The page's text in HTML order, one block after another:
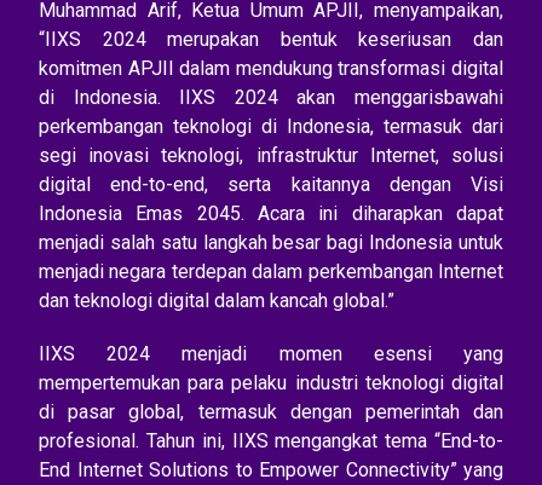
Muhammad Arif, Ketua Umum APJII, menyampaikan,
“IIXS 2024 merupakan bentuk keseriusan dan
komitmen APJII dalam mendukung transformasi digital
di Indonesia. IIXS 2024 akan menggarisbawahi
perkembangan teknologi di Indonesia, termasuk dari
segi inovasi teknologi, infrastruktur Internet, solusi
digital end-to-end, serta kaitannya dengan Visi
Indonesia Emas 2045. Acara ini diharapkan dapat
menjadi salah satu langkah besar bagi Indonesia untuk
menjadi negara terdepan dalam perkembangan Internet
dan teknologi digital dalam kancah global.”
IIXS 2024 menjadi momen esensi yang
mempertemukan para pelaku industri teknologi digital
di pasar global, termasuk dengan pemerintah dan
profesional. Tahun ini, IIXS mengangkat tema “End-to-
End Internet Solutions to Empower Connectivity” yang